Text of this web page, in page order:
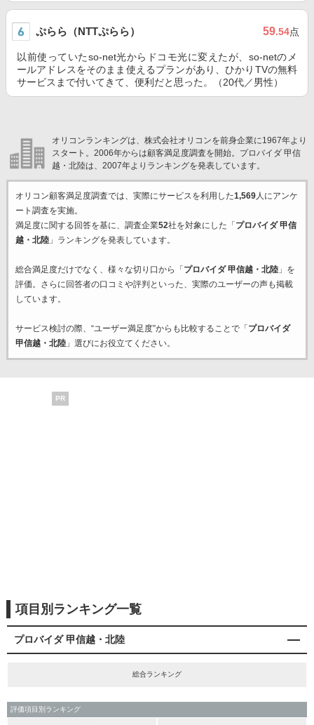
ぷらら（NTTぷらら） 59.54点
以前使っていたso-net光からドコモ光に変えたが、so-netのメ
ールアドレスをそのまま使えるプランがあり、ひかりTVの無料
サービスまで付いてきて、便利だと思った。（20代／男性）
オリコンランキングは、株式会社オリコンを前身企業に1967年より
スタート。2006年からは顧客満足度調査を開始。プロバイダ 甲信
越・北陸は、2007年よりランキングを発表しています。
オリコン顧客満足度調査では、実際にサービスを利用した1,569人にアンケ
ート調査を実施。
満足度に関する回答を基に、調査企業52社を対象にした「 プロバイダ 甲信
越・北陸」ランキングを発表しています。
総合満足度だけでなく、様々な切り口から「 プロバイダ 甲信越・北陸」を
評価。さらに回答者の口コミや評判といった、実際のユーザーの声も掲載
しています。
サービス検討の際、“ユーザー満足度”からも比較することで「 プロバイダ
甲信越・北陸」選びにお役立てください。
PR
項目別ランキング一覧
プロバイダ 甲信越・北陸
総合ランキング
評価項目別ランキング